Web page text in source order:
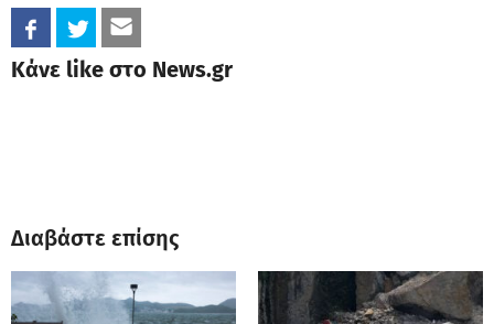
Κάνε like στο News.gr
Διαβάστε επίσης